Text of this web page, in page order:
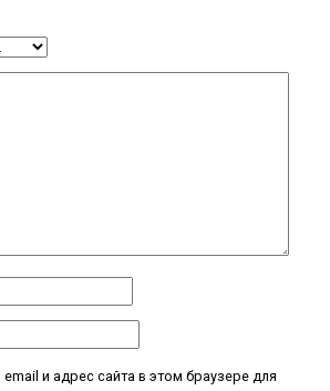
и адрес сайта в этом браузере для